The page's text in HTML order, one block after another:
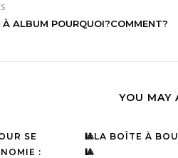
À ALBUM POURQUOI?COMMENT?
YOU MAY
SE
:
🎱LA BOÎTE À
🎱